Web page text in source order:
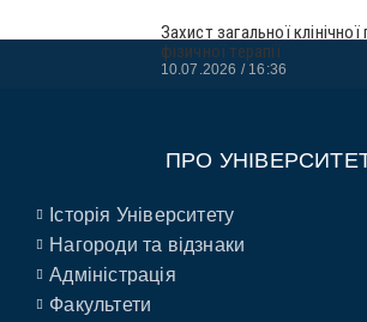
Захист загальної
фізичної терапії
10.07.2026 16:36
ПРО
Історія Університету
Нагороди та відзнаки
Адміністрація
Факультети